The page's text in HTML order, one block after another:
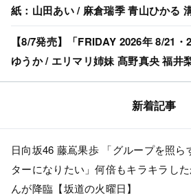
紙：山田あい / 麻倉瑞季 青山ひかる
【8/7発売】「FRIDAY 2026年 8/21
ゆうか / エリマリ姉妹 髙野真央 福井
新着記事
日向坂46 藤嶌果歩 「グループを照ら
ターになりたい」何倍もキラキラし
んが降臨【坂道の火曜日】